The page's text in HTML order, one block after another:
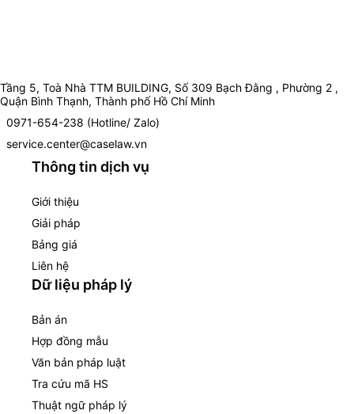
Tầng 5, Toà Nhà TTM BUILDING, Số 309 Bạch Đằng , Phường 2 ,
Quận Bình Thạnh, Thành phố Hồ Chí Minh
0971-654-238 (Hotline/ Zalo)
service.center@caselaw.vn
Thông tin dịch vụ
Giới thiệu
Giải pháp
Bảng giá
Liên hệ
Dữ liệu pháp lý
Bản án
Hợp đồng mẫu
Văn bản pháp luật
Tra cứu mã HS
Thuật ngữ pháp lý